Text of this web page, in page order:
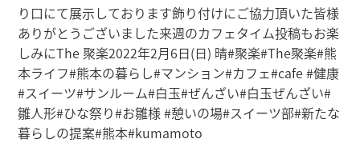
り口にて展示しております飾り付けにご協力頂いた皆様
ありがとうございました来週のカフェタイム投稿もお楽
しみにThe 聚楽2022年2月6日(日) 晴#聚楽#The聚楽#熊
本ライフ#熊本の暮らし#マンション#カフェ#cafe #健康
#スイーツ#サンルーム#白玉#ぜんざい#白玉ぜんざい#
雛人形#ひな祭り#お雛様 #憩いの場#スイーツ部#新たな
暮らしの提案#熊本#kumamoto